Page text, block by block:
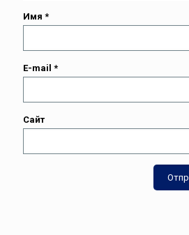
Имя *
E-mail *
Сайт